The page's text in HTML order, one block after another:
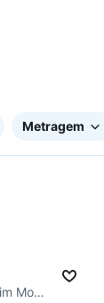
Metragem
Av. José André de Moraes, Jardim Monte Alegre